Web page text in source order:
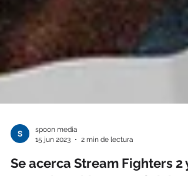
15 jun 2023
2 min de lectura